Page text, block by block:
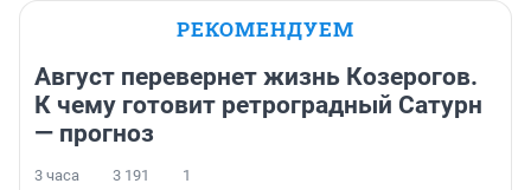
РЕКОМЕНДУЕМ
Август перевернет жизнь Козерогов.
К чему готовит ретроградный Сатурн
— прогноз
3 часа 3 191 1